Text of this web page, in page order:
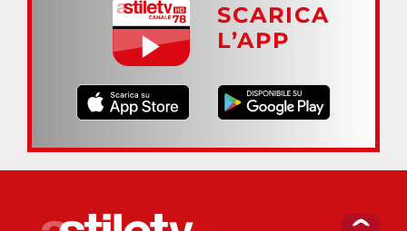
SCARICA
L’APP